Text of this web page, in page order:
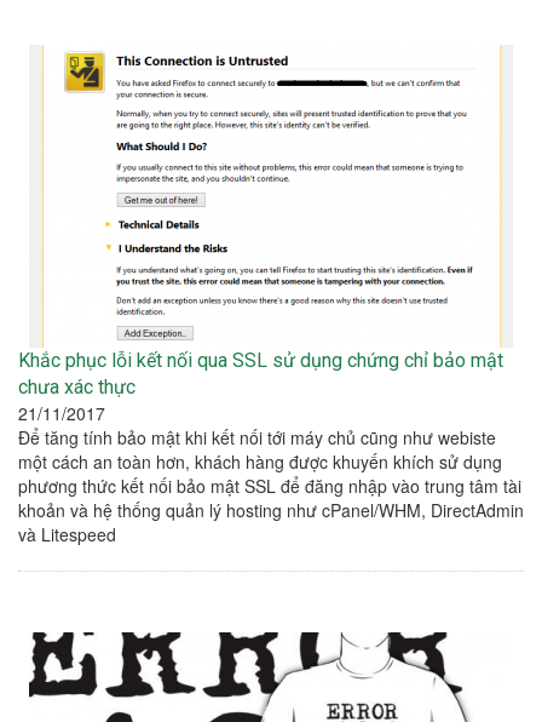
Khắc phục lỗi kết nối qua SSL sử dụng chứng chỉ bảo mật
chưa xác thực
21/11/2017
Để tăng tính bảo mật khi kết nối tới máy chủ cũng như webiste
một cách an toàn hơn, khách hàng được khuyến khích sử dụng
phương thức kết nối bảo mật SSL để đăng nhập vào trung tâm tài
khoản và hệ thống quản lý hosting như cPanel/WHM, DirectAdmin
và Litespeed